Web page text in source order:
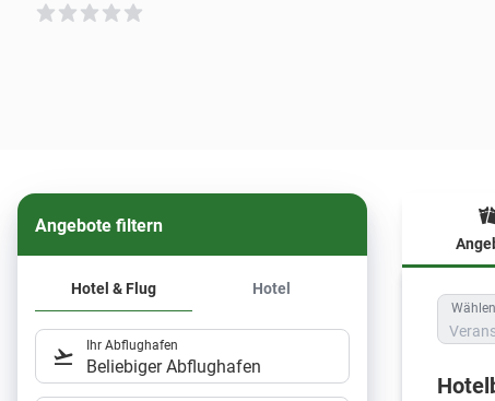
5
Angebote filtern
Hotel & Flug Hotel
Ihr Abflughafen
Beliebiger Abflughafen